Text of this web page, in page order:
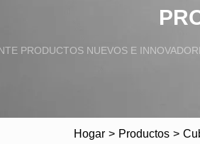
PRODUCTOS NUEVOS E
Hogar > Productos >